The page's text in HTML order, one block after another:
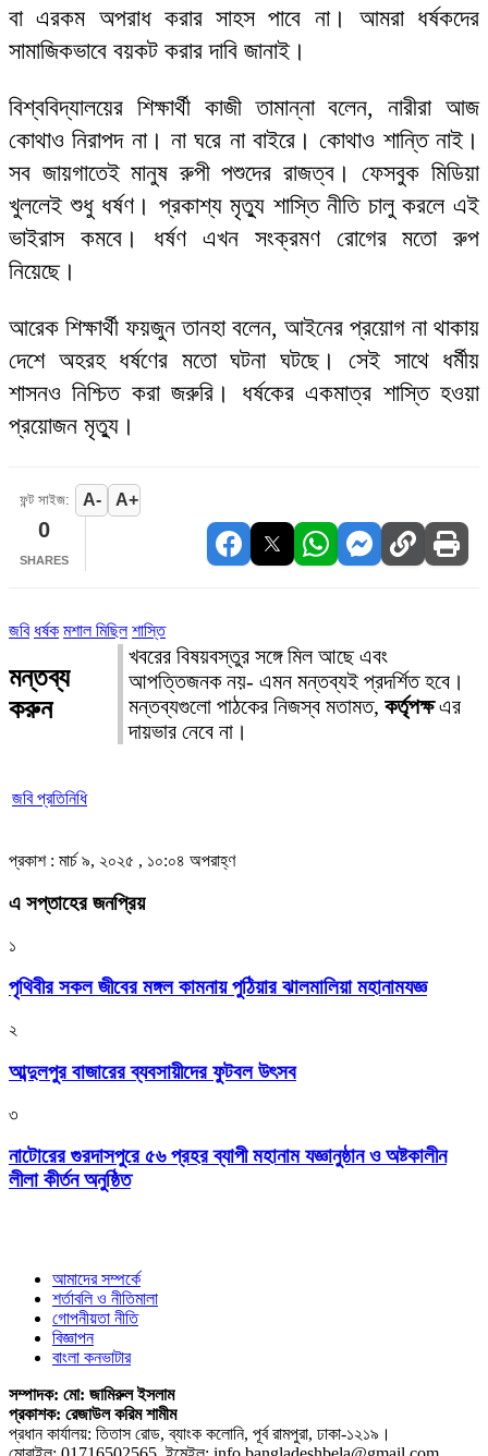
বা এরকম অপরাধ করার সাহস পাবে না। আমরা ধর্ষকদের
সামাজিকভাবে বয়কট করার দাবি জানাই।
বিশ্ববিদ্যালয়ের শিক্ষার্থী কাজী তামান্না বলেন, নারীরা আজ
কোথাও নিরাপদ না। না ঘরে না বাইরে। কোথাও শান্তি নাই।
সব জায়গাতেই মানুষ রুপী পশুদের রাজত্ব। ফেসবুক মিডিয়া
খুললেই শুধু ধর্ষণ। প্রকাশ্য মৃত্যু শাস্তি নীতি চালু করলে এই
ভাইরাস কমবে। ধর্ষণ এখন সংক্রমণ রোগের মতো রুপ
নিয়েছে।
আরেক শিক্ষার্থী ফয়জুন তানহা বলেন, আইনের প্রয়োগ না থাকায়
দেশে অহরহ ধর্ষণের মতো ঘটনা ঘটছে। সেই সাথে ধর্মীয়
শাসনও নিশ্চিত করা জরুরি। ধর্ষকের একমাত্র শাস্তি হওয়া
প্রয়োজন মৃত্যু।
ফন্ট সাইজ: A- A+
0
SHARES
জবি ধর্ষক মশাল মিছিল শাস্তি
মন্তব্য
করুন
খবরের বিষয়বস্তুর সঙ্গে মিল আছে এবং
আপত্তিজনক নয়- এমন মন্তব্যই প্রদর্শিত হবে।
মন্তব্যগুলো পাঠকের নিজস্ব মতামত, কর্তৃপক্ষএর
দায়ভার নেবে না।
জবি প্রতিনিধি
প্রকাশ : মার্চ ৯, ২০২৫ , ১০:০৪ অপরাহ্ণ
এ সপ্তাহের জনপ্রিয়
১
পৃথিবীর সকল জীবের মঙ্গল কামনায় পুঠিয়ার ঝালমালিয়া মহানামযজ্ঞ
২
আব্দুলপুর বাজারের ব্যবসায়ীদের ফুটবল উৎসব
৩
নাটোরের গুরদাসপুরে ৫৬ প্রহর ব্যাপী মহানাম যজ্ঞানুষ্ঠান ও অষ্টকালীন
লীলা কীর্তন অনুষ্ঠিত
আমাদের সম্পর্কে
শর্তাবলি ও নীতিমালা
গোপনীয়তা নীতি
বিজ্ঞাপন
বাংলা কনভাটার
সম্পাদক: মো: জামিরুল ইসলাম
প্রকাশক: রেজাউল করিম শামীম
প্রধান কার্যালয়: তিতাস রোড, ব্যাংক কলোনি, পূর্ব রামপুরা, ঢাকা-১২১৯।